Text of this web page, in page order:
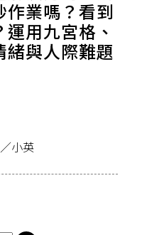
作業嗎？看到
用九宮格、
緒與人際難題
小英